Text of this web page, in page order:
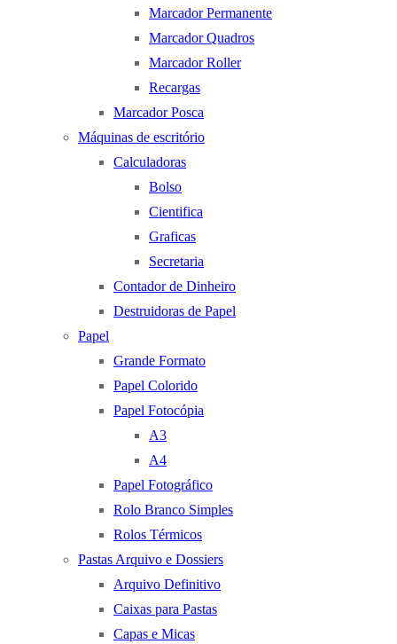
Marcador Permanente
Marcador Quadros
Marcador Roller
Recargas
Marcador Posca
Máquinas de escritório
Calculadoras
Bolso
Cientifica
Graficas
Secretaria
Contador de Dinheiro
Destruidoras de Papel
Papel
Grande Formato
Papel Colorido
Papel Fotocópia
A3
A4
Papel Fotográfico
Rolo Branco Simples
Rolos Térmicos
Pastas Arquivo e Dossiers
Arquivo Definitivo
Caixas para Pastas
Capas e Micas